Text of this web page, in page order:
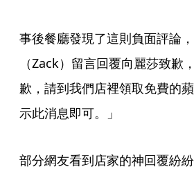
事後餐廳發現了這則負面評論
（Zack）留言回覆向麗莎致歉
歉，請到我們店裡領取免費的
示此消息即可。」
部分網友看到店家的神回覆紛